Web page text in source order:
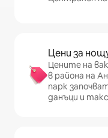
Цени за
Цените на
в района на
парк
данъци и